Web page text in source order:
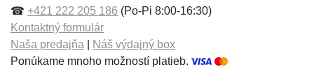
☎ +421 222 205 186 (Po-Pi 8:00-16:30)
Kontaktný formulár
Naša predajňa
Náš výdajný box
Ponúkame mnoho možností platieb.